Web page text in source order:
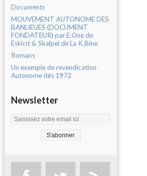
Documents
MOUVEMENT AUTONOME DES
BANLIEUES (DOCUMENT
FONDATEUR) par E.One de
Eskicit & Skalpel de La K.Bine
Romans
Un exemple de revendication
Autonome dès 1972
Newsletter